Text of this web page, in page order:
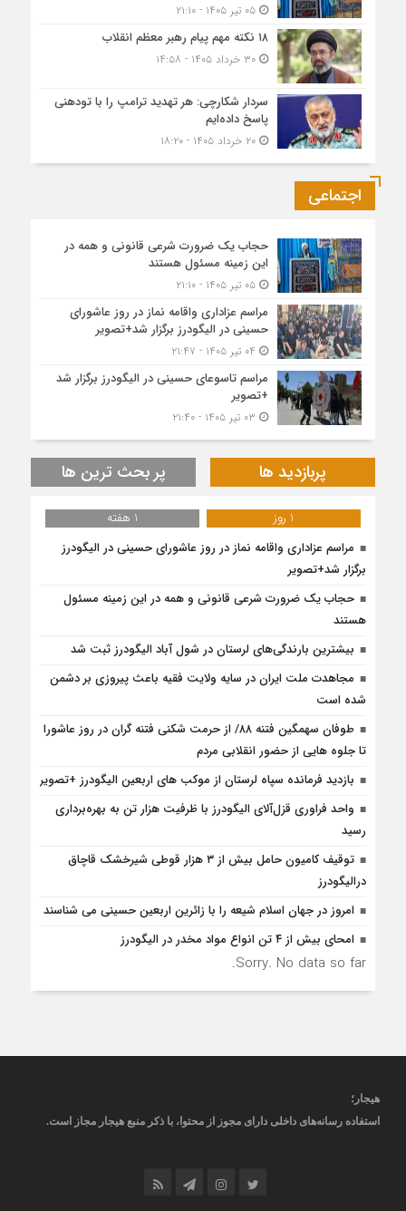
۰۵ تیر ۱۴۰۵ - ۲۱:۱۰
۱۸ نکته مهم پیام رهبر معظم انقلاب
۳۰ خرداد ۱۴۰۵ - ۱۴:۵۸
سردار شکارچی: هر تهدید ترامپ را با تودهنی
پاسخ داده‌ایم
۲۰ خرداد ۱۴۰۵ - ۱۸:۲۰
اجتماعی
حجاب یک ضرورت شرعی قانونی و همه در
این زمینه مسئول هستند
۰۵ تیر ۱۴۰۵ - ۲۱:۱۰
مراسم عزاداری واقامه نماز در روز عاشورای
حسینی در الیگودرز برگزار شد+تصویر
مراسم تاسوعای حسینی در الیگودرز برگزار شد
+تصویر
پربازدید ها پر بحث ترین ها
1 روز
1 هفته
مراسم عزاداری واقامه نماز در روز عاشورای حسینی در الیگودرز
برگزار شد+تصویر
حجاب یک ضرورت شرعی قانونی و همه در این زمینه مسئول
هستند
بیشترین بارندگی‌های لرستان در شول آباد الیگودرز ثبت شد
مجاهدت ملت ایران در سایه ولایت فقیه باعث پیروزی بر دشمن
شده است
طوفان سهمگین فتنه ۸۸/ از حرمت شکنی فتنه گران در روز عاشورا
تا جلوه هایی از حضور انقلابی مردم
بازدید فرمانده سپاه لرستان از موکب های اربعین الیگودرز +تصویر
واحد فراوری قزل‌آلای الیگودرز با ظرفیت هزار تن به بهره‌برداری
رسید
توقیف کامیون حامل بیش از ۳ هزار قوطی شیرخشک قاچاق
درالیگودرز
امروز در جهان اسلام شیعه را با زائرین اربعین حسینی می شناسند
امحای بیش از ۴ تن انواع مواد مخدر در الیگودرز
Sorry. No data so far.
هیجار ؛
استفاده رسانه‌های داخلی دارای مجوز از محتوا، با ذکر منبع هیجار مجاز است.